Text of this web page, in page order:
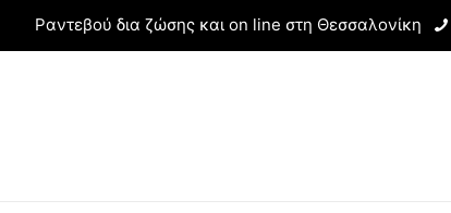
Ραντεβού δια ζώσης και on line στη Θεσσαλονίκη